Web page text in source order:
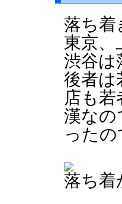
落ち着
東京、
渋谷は
後者は
店も
漢なの
った
落ち